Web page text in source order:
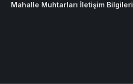
Mahalle Muhtarları İletişim Bilgileri